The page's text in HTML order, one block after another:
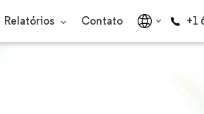
Relatórios Contato +1